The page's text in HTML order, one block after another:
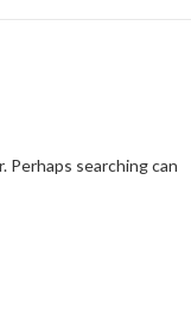
Perhaps searching can